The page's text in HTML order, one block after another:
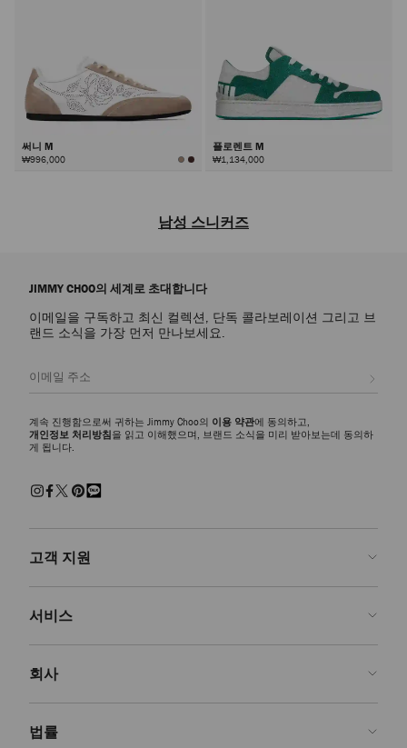
써니 M
₩996,000
플로렌트 M
₩1,134,000
남성 스니커즈
테이트먼트 스타일을 결합해 데일리 룩에 현대적인 세련미를 선사합니다.
가죽 스니커즈
지를 더해 주고 테일러링과 데님 룩 모두에 자연스럽게 어울립니다.
스웨이드 스니커즈
풍부한 텍스처가 돋보이는 스웨이드 스니커즈는 캐주얼한 스타일에 세련
된 감각을 더해줍니다. 부드러우면서 구조적인 실루엣으로 토널 스타일에
커즈를 선택하세요. 조각을 연상시키는 밑창과 대담한 비율이 특징이며,
혁신적인 디자인으로 지미추의 시그니처 실루엣을 재해석한 다이아몬드
맥시와 다이아몬드 라이트 플렉스를 만나보세요. 조형미가 돋보이는 밑창
JIMMY CHOO의 세계로 초대합니다
이메일을 구독하고 최신 컬렉션, 단독 콜라보레이션 그리고 브
랜드 소식을 가장 먼저 만나보세요.
계속 진행함으로써 귀하는 Jimmy Choo의 이용 약관에 동의하고,
개인정보 처리방침을 읽고 이해했으며, 브랜드 소식을 미리 받아보는데 동의하
게 됩니다.
고객 지원
FAQ
반품 신청
배송
서비스
주문 제작
품질 보증
회사
우리의 역사
법률